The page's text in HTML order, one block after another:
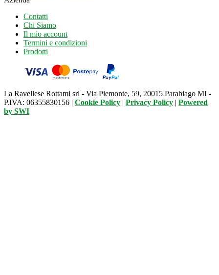
Contatti
Chi Siamo
Il mio account
Termini e condizioni
Prodotti
La Ravellese Rottami srl - Via Piemonte, 59, 20015 Parabiago MI -
P.IVA: 06355830156 | Cookie Policy | Privacy Policy | Powered
by SWI